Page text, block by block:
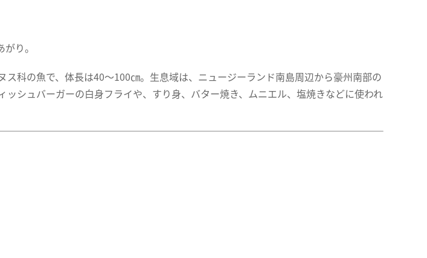
り。
科の魚で、体長は40～100㎝。生息域は、ニュージーランド南島周辺から豪州南部の
ッシュバーガーの白身フライや、すり身、バター焼き、ムニエル、塩焼きなどに使われ